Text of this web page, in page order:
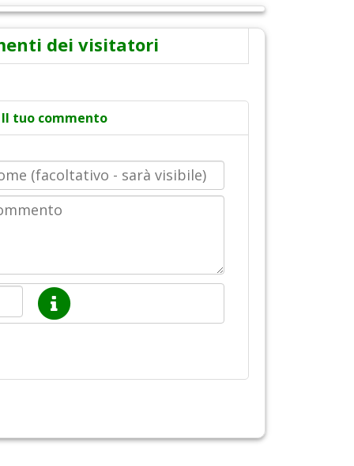
dei visitatori
Il tuo commento